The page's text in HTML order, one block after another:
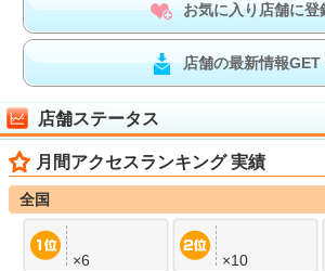
お気に入り店舗に登
店舗の最新情報GET
店舗ステータス
月間アクセスランキング 実績
全国
×6 ×10